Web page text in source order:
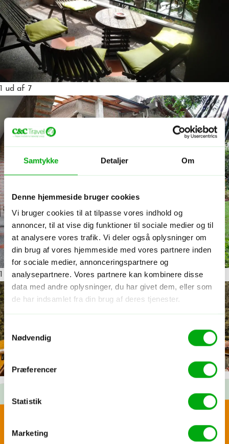
Samtykke Detaljer Om
Denne hjemmeside bruger cookies
Vi bruger cookies til at tilpasse vores indhold og
annoncer, til at vise dig funktioner til sociale medier og til
at analysere vores trafik. Vi deler også oplysninger om
din brug af vores hjemmeside med vores partnere inden
for sociale medier, annonceringspartnere og
analysepartnere. Vores partnere kan kombinere disse
data med andre oplysninger, du har givet dem, eller som
de har indsamlet fra din brug af deres tjenester.
Samtykkevalg
Nødvendig
Præferencer
Statistik
Marketing
1 ud af 7
1 ud af 7
Skræddersy din egen